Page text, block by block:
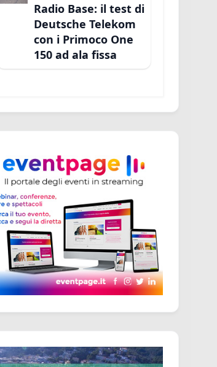
Radio Base: il test di
Deutsche Telekom
con i Primoco One
150 ad ala fissa